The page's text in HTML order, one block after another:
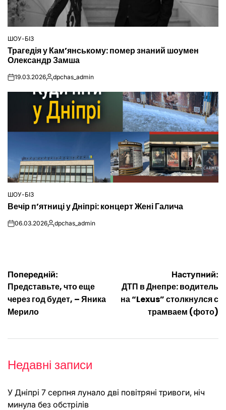
ОПУБЛІКУВАТИ
ШОУ-БІЗ
Трагедія у Кам’янському: помер знаний шоумен
Олександр Замша
on19.03.2026Опубліковано
dpchas_admin
ОПУБЛІКУВАТИ
У
ШОУ-БІЗ
Вечір п’ятниці у Дніпрі: концерт Жені Галича
on06.03.2026Опубліковано
dpchas_admin
Навігація
записів
Попередній:
Представьте, что еще
через год будет, – Яника
Мерило
Наступний:
ДТП в Днепре: водитель
на “Lexus” столкнулся с
трамваем (фото)
Недавні записи
У Дніпрі 7 серпня лунало дві повітряні тривоги, ніч
минула без обстрілів